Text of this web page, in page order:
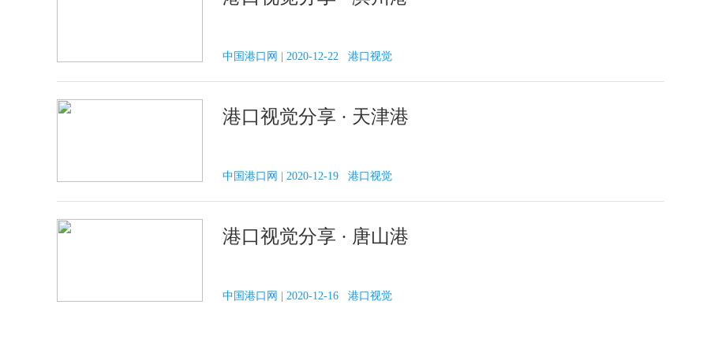
中国港口网 | 2020-12-22 港口视觉
港口视觉分享 · 天津港
中国港口网 | 2020-12-19 港口视觉
港口视觉分享 · 唐山港
中国港口网 | 2020-12-16 港口视觉